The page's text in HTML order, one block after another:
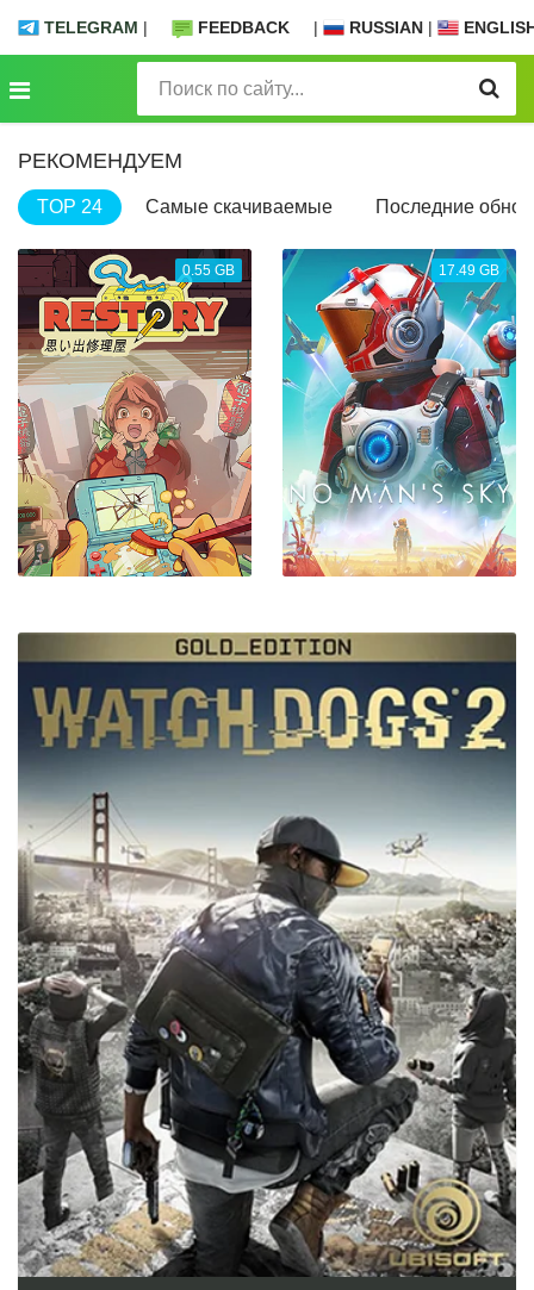
TELEGRAM | FEEDBACK | RUSSIAN |
РЕКОМЕНДУЕМ
TOP 24 Самые скачиваемые Последние
0.55 GB 17.49 GB